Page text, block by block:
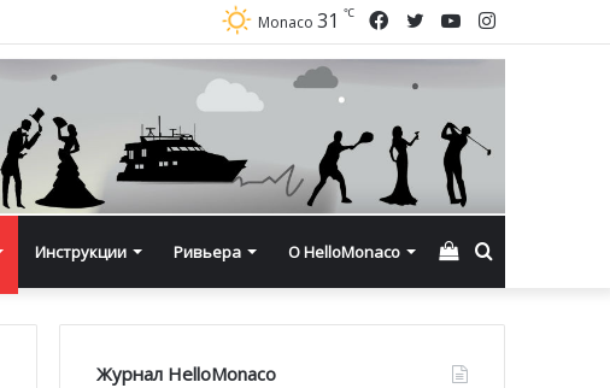
Instagram
YouTube
Twitter
Facebook
Monaco 31 ℃
Инструкции Ривьера О HelloMonaco Смотреть
корзину
Журнал HelloMonaco